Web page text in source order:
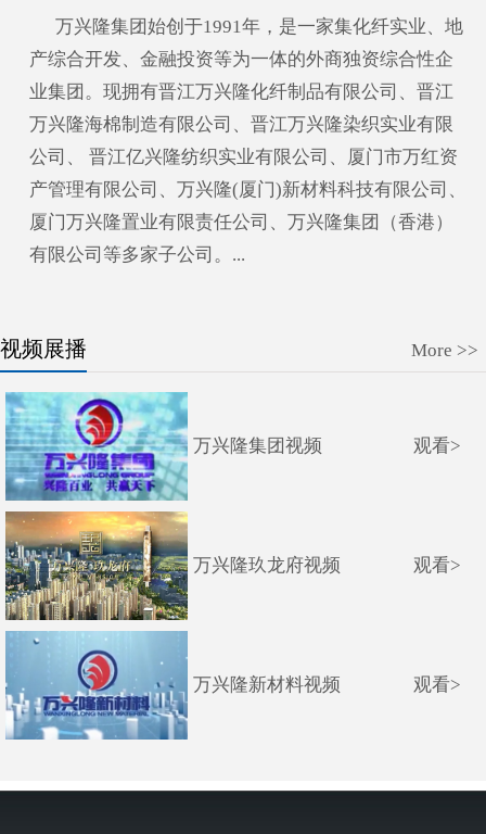
万兴隆集团始创于1991年，是一家集化纤实业、地
产综合开发、金融投资等为一体的外商独资综合性企
业集团。现拥有晋江万兴隆化纤制品有限公司、晋江
万兴隆海棉制造有限公司、晋江万兴隆染织实业有限
公司、 晋江亿兴隆纺织实业有限公司、厦门市万红资
产管理有限公司、万兴隆(厦门)新材料科技有限公司、
厦门万兴隆置业有限责任公司、万兴隆集团（香港）
有限公司等多家子公司。...
视频展播 More >>
万兴隆集团视频 观看>
万兴隆玖龙府视频 观看>
万兴隆新材料视频 观看>